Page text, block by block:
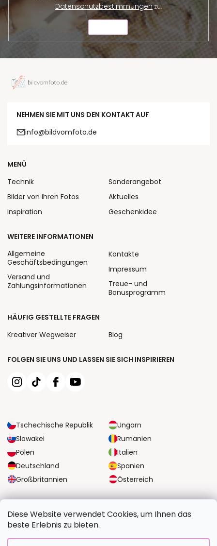
Diese Website verwendet Cookies, um Ihnen das
beste Erlebnis zu bieten.
Datenschutzbestimmungenzu.
NEHMEN SIE MIT UNS DEN KONTAKT AUF
info@bildvomfoto.de
FOLGEN SIE UNS UND LASSEN SIE SICH INSPIRIEREN
Tschechische Republik
Ungarn
Slowakei
Rumänien
Polen
Italien
Deutschland
Spanien
Großbritannien
Österreich
MENÜ
Technik
Bilder von Ihren Fotos
Inspiration
Sonderangebot
Aktuelles
Geschenkidee
WEITERE INFORMATIONEN
Allgemeine
Geschäftsbedingungen
Versand und
Zahlungsinformationen
Kontakte
Impressum
Treue- und
Bonusprogramm
HÄUFIG GESTELLTE FRAGEN
Kreativer Wegweiser
Blog
SICHERE ZAHLUNGSOPTIONEN